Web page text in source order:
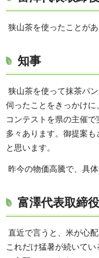
狭山茶を使ったことがあ
知事
狭山茶を使って抹茶パ
伺ったことをきっかけ
コンテストを県の主催
多々あります。御提案
と思います。
昨今の物価高騰で、具
富澤代表取締
直近で言うと、米が心
これだけ猛暑が続いて